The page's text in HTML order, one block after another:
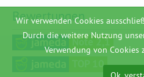
Bewertungen
Note 2,1
TOP 10
Wir verwenden Cookies
Durch die weitere Nutzung
Verwendung von Cookies